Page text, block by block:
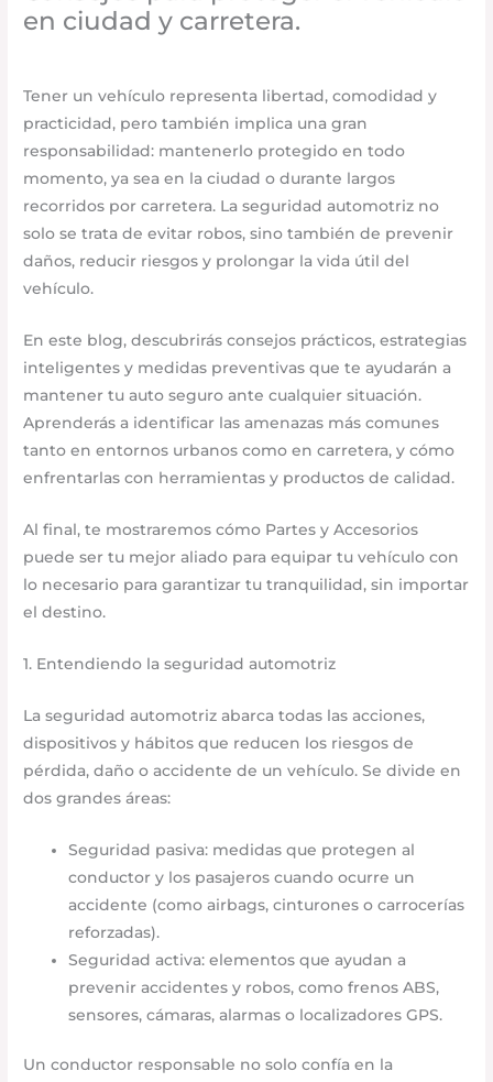
en ciudad y carretera.
Tener un vehículo representa libertad, comodidad y
practicidad, pero también implica una gran
responsabilidad: mantenerlo protegido en todo
momento, ya sea en la ciudad o durante largos
recorridos por carretera. La seguridad automotriz no
solo se trata de evitar robos, sino también de prevenir
daños, reducir riesgos y prolongar la vida útil del
vehículo.
En este blog, descubrirás consejos prácticos, estrategias
inteligentes y medidas preventivas que te ayudarán a
mantener tu auto seguro ante cualquier situación.
Aprenderás a identificar las amenazas más comunes
tanto en entornos urbanos como en carretera, y cómo
enfrentarlas con herramientas y productos de calidad.
Al final, te mostraremos cómo Partes y Accesorios
puede ser tu mejor aliado para equipar tu vehículo con
lo necesario para garantizar tu tranquilidad, sin importar
el destino.
1. Entendiendo la seguridad automotriz
La seguridad automotriz abarca todas las acciones,
dispositivos y hábitos que reducen los riesgos de
pérdida, daño o accidente de un vehículo. Se divide en
dos grandes áreas:
Seguridad pasiva: medidas que protegen al
conductor y los pasajeros cuando ocurre un
accidente (como airbags, cinturones o carrocerías
reforzadas).
Seguridad activa: elementos que ayudan a
prevenir accidentes y robos, como frenos ABS,
sensores, cámaras, alarmas o localizadores GPS.
Un conductor responsable no solo confía en la